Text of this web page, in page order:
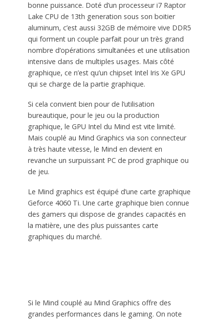
bonne puissance. Doté d’un processeur i7 Raptor
Lake CPU de 13th generation sous son boitier
aluminum, c’est aussi 32GB de mémoire vive DDR5
qui forment un couple parfait pour un très grand
nombre d’opérations simultanées et une utilisation
intensive dans de multiples usages. Mais côté
graphique, ce n’est qu’un chipset Intel Iris Xe GPU
qui se charge de la partie graphique.
Si cela convient bien pour de l’utilisation
bureautique, pour le jeu ou la production
graphique, le GPU Intel du Mind est vite limité.
Mais couplé au Mind Graphics via son connecteur
à très haute vitesse, le Mind en devient en
revanche un surpuissant PC de prod graphique ou
de jeu.
Le Mind graphics est équipé d’une carte graphique
Geforce 4060 Ti. Une carte graphique bien connue
des gamers qui dispose de grandes capacités en
la matière, une des plus puissantes carte
graphiques du marché.
Si le Mind couplé au Mind Graphics offre des
grandes performances dans le gaming. On note